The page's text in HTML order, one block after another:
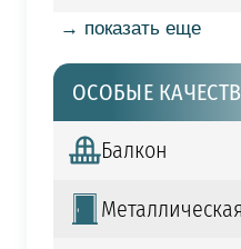
→ показать еще
ОСОБЫЕ
Балкон